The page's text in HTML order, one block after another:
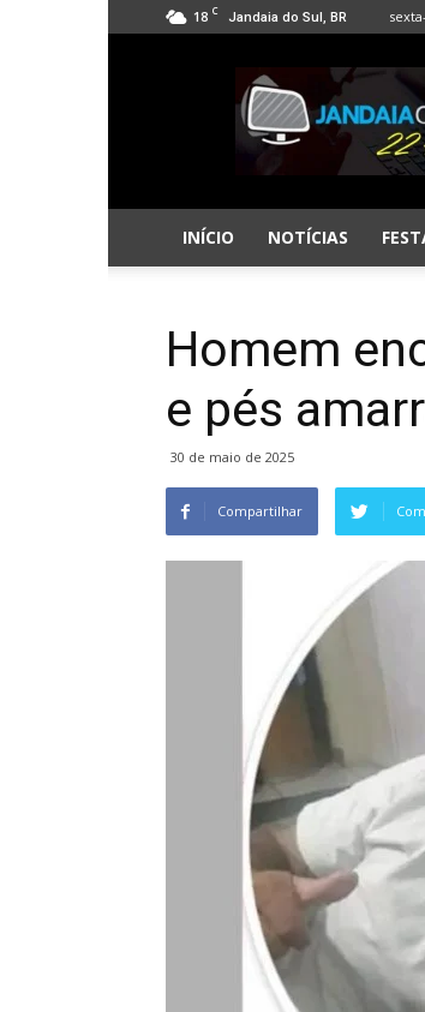
18 C Jandaia do Sul, BR
Jandaia
Online
INÍCIO NOTÍCIAS
Homem
e pés
30 de maio de 2025
Compartilhar